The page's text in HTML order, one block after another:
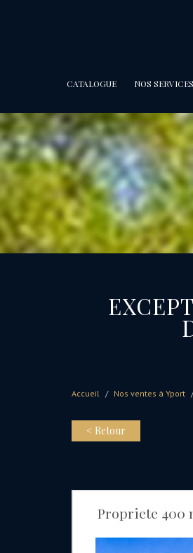
CATALOGUE NOS SERVICES
EXCEPTIONNEL MANOIR NORMAND DE CARACTÈRE À PROXIMITÉ
Accueil Nos ventes à Yport
< Retour
Propriete 400